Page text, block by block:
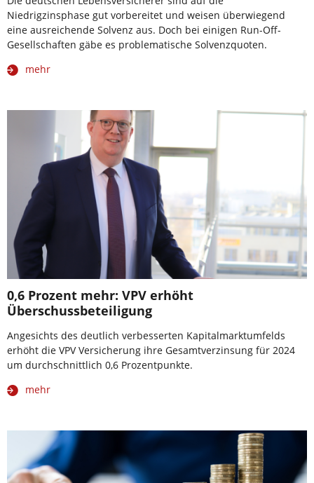
Niedrigzinsphase gut vorbereitet und weisen überwiegend
eine ausreichende Solvenz aus. Doch bei einigen Run-Off-
Gesellschaften gäbe es problematische Solvenzquoten.
mehr
0,6 Prozent mehr: VPV erhöht
Überschussbeteiligung
Angesichts des deutlich verbesserten Kapitalmarktumfelds
erhöht die VPV Versicherung ihre Gesamtverzinsung für 2024
um durchschnittlich 0,6 Prozentpunkte.
mehr